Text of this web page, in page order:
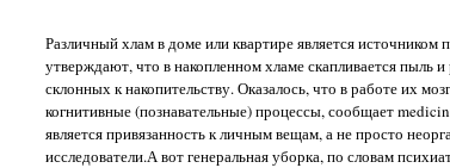
Различный хлам в доме или квартире является
утверждают, что в накопленном хламе скапливается пыль
склонных к накопительству. Оказалось, что в работе их
когнитивные (познавательные) процессы, сообщает
является привязанность к личным вещам, а не просто
исследователи.А вот генеральная уборка, по словам